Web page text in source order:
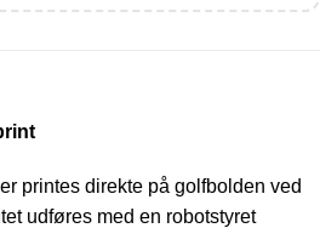
printes direkte på golfbolden ved
udføres med en robotstyret